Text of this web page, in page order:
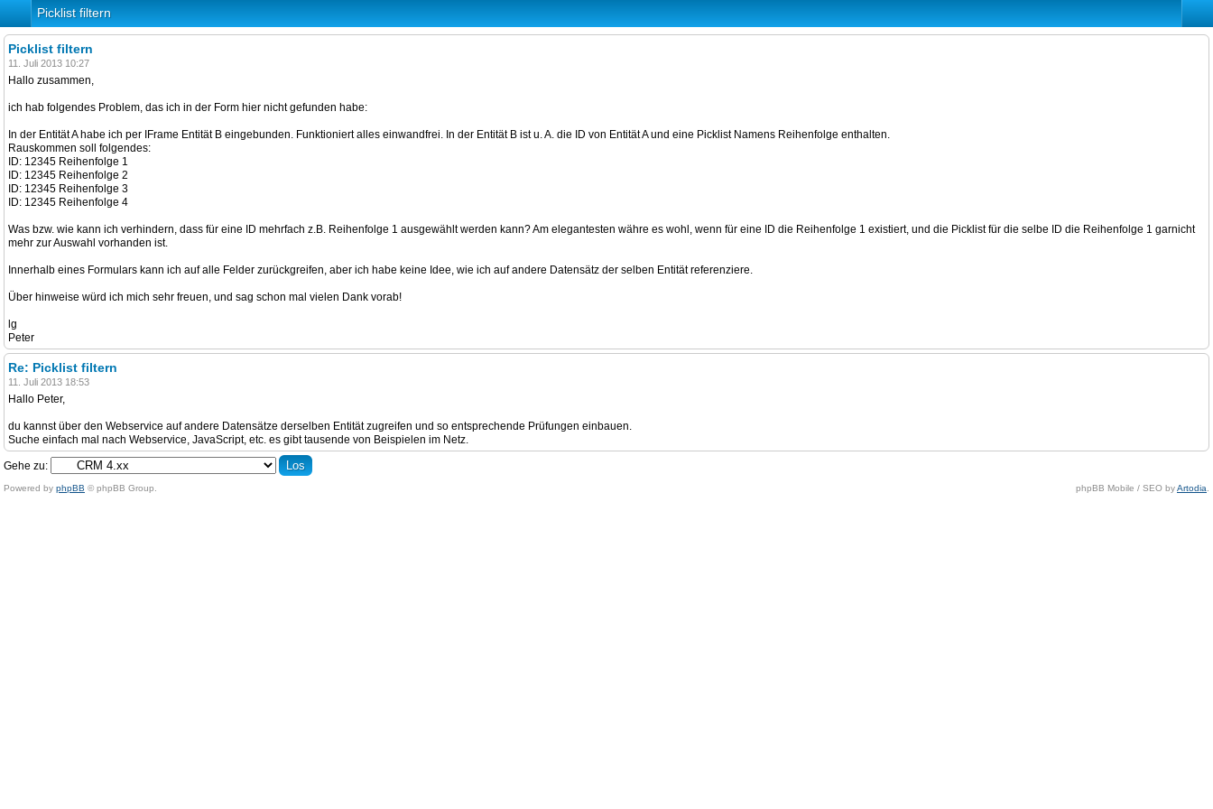
Picklist filtern
Picklist filtern
11. Juli 2013 10:27
Hallo zusammen,
ich hab folgendes Problem, das ich in der Form hier nicht gefunden habe:
In der Entität A habe ich per IFrame Entität B eingebunden. Funktioniert alles einwandfrei. In der Entität B ist u. A. die ID von Entität A und eine Picklist Namens Reihenfolge enthalten.
Rauskommen soll folgendes:
ID: 12345 Reihenfolge 1
ID: 12345 Reihenfolge 2
ID: 12345 Reihenfolge 3
ID: 12345 Reihenfolge 4
Was bzw. wie kann ich verhindern, dass für eine ID mehrfach z.B. Reihenfolge 1 ausgewählt werden kann? Am elegantesten währe es wohl, wenn für eine ID die Reihenfolge 1 existiert, und die Picklist für die selbe ID die Reihenfolge 1 garnicht
mehr zur Auswahl vorhanden ist.
Innerhalb eines Formulars kann ich auf alle Felder zurückgreifen, aber ich habe keine Idee, wie ich auf andere Datensätz der selben Entität referenziere.
Über hinweise würd ich mich sehr freuen, und sag schon mal vielen Dank vorab!
lg
Peter
Re: Picklist filtern
11. Juli 2013 18:53
Hallo Peter,
du kannst über den Webservice auf andere Datensätze derselben Entität zugreifen und so entsprechende Prüfungen einbauen.
Suche einfach mal nach Webservice, JavaScript, etc. es gibt tausende von Beispielen im Netz.
Gehe zu:
Powered by phpBB © phpBB Group. phpBB Mobile / SEO byArtodia